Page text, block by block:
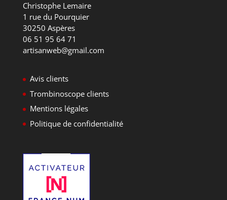
Christophe Lemaire
1 rue du Pourquier
30250 Aspères
06 51 95 64 71
artisanweb@gmail.com
Avis clients
Trombinoscope clients
Mentions légales
Politique de confidentialité